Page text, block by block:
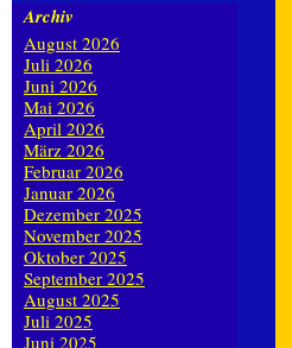
Archiv
August 2026
Juli 2026
Juni 2026
Mai 2026
April 2026
März 2026
Februar 2026
Januar 2026
Dezember 2025
November 2025
Oktober 2025
September 2025
August 2025
Juli 2025
Juni 2025